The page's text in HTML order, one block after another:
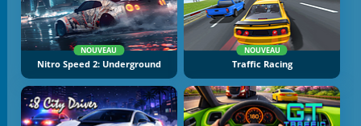
NOUVEAU
Nitro Speed 2: Underground
NOUVEAU
Traffic Racing